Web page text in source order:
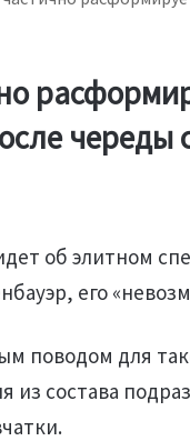
череды
об элитном
его
поводом для
из состава